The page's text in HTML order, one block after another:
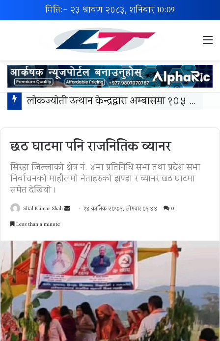
मिति:- २३ श्रावण २०८३, शनिबार10:09
लोकज्योती उत्थान केन्द्रद्वारा अम्बासमा १०५ विपन्न विद्यार्थीलाई शैक्षिक तथा खेलकुद सामग्री वितरण
छठ घाटमा पनि राजनितिक व्यानर
सिरहा जिल्लाको क्षेत्र नं. ४मा प्रतिनिधि सभा तथा प्रदेश सभा
निर्वाचनको माहौलमो नेताहरुको झण्डा र व्यानर छठ घाटमा
समेत देखियो ।
Sital Kumar Shah
Send १४ कार्तिक २०७९, सोमबार ०९:४४
0
Less than a minute